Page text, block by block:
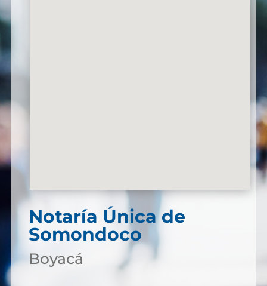
Notaría Única de
Somondoco
Boyacá